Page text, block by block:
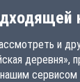
и
деревня»,
сервисом